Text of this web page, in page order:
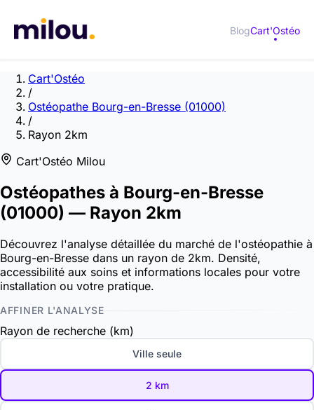
BlogCart'Ostéo
Cart'Ostéo
/
Ostéopathe Bourg-en-Bresse (01000)
/
Rayon 2km
Cart'Ostéo Milou
Ostéopathes à Bourg-en-Bresse
(01000) — Rayon 2km
Découvrez l'analyse détaillée du marché de l'ostéopathie à
Bourg-en-Bresse dans un rayon de 2km. Densité,
accessibilité aux soins et informations locales pour votre
installation ou votre pratique.
AFFINER L'ANALYSE
Rayon de recherche (km)
Ville seule
2 km